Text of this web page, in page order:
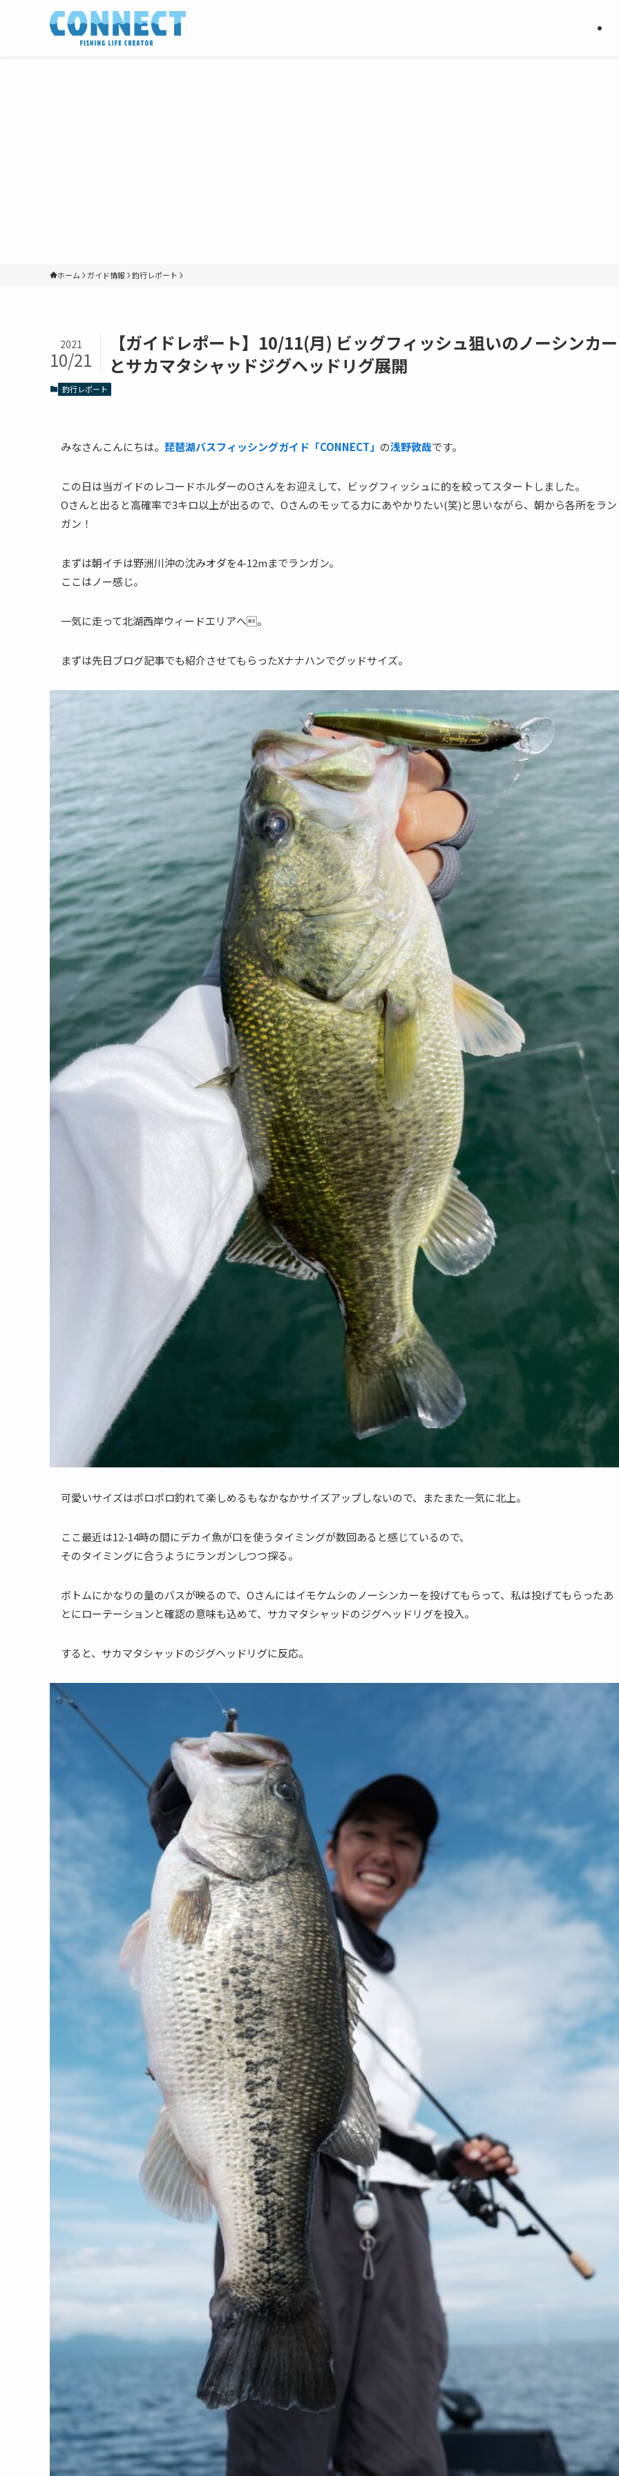
ホーム ガイド情報 釣行レポート
【ガイドレポート】10/11(月) ビッグフィッシュ狙いのノーシンカー
とサカマタシャッドジグヘッドリグ展開
2021
10/21
釣行レポート
みなさんこんにちは。 琵琶湖バスフィッシングガイド「CONNECT」 の浅野敦哉です。
この日は当ガイドのレコードホルダーのOさんをお迎えして、ビッグフィッシュに的を絞ってスタートしました。
Oさんと出ると高確率で3キロ以上が出るので、Oさんのモッてる力にあやかりたい(笑)と思いながら、朝から各所をラン
ガン！
まずは朝イチは野洲川沖の沈みオダを4-12mまでランガン。
ここはノー感じ。
一気に走って北湖西岸ウィードエリアへ。
まずは先日ブログ記事でも紹介させてもらったXナナハンでグッドサイズ。
可愛いサイズはポロポロ釣れて楽しめるもなかなかサイズアップしないので、またまた一気に北上。
ここ最近は12-14時の間にデカイ魚が口を使うタイミングが数回あると感じているので、
そのタイミングに合うようにランガンしつつ探る。
ボトムにかなりの量のバスが映るので、Oさんにはイモケムシのノーシンカーを投げてもらって、私は投げてもらったあ
とにローテーションと確認の意味も込めて、サカマタシャッドのジグヘッドリグを投入。
すると、サカマタシャッドのジグヘッドリグに反応。